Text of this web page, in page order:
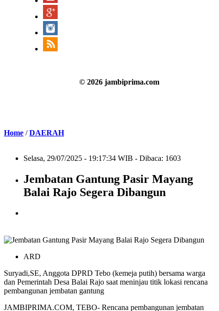
© 2026 jambiprima.com
Home /DAERAH
Selasa, 29/07/2025 - 19:17:34 WIB - Dibaca: 1603
Jembatan Gantung Pasir Mayang
Balai Rajo Segera Dibangun
ARD
Suryadi,SE, Anggota DPRD Tebo (kemeja putih) bersama warga
dan Pemerintah Desa Balai Rajo saat meninjau titik lokasi rencana
pembangunan jembatan gantung
JAMBIPRIMA.COM, TEBO- Rencana pembangunan jembatan